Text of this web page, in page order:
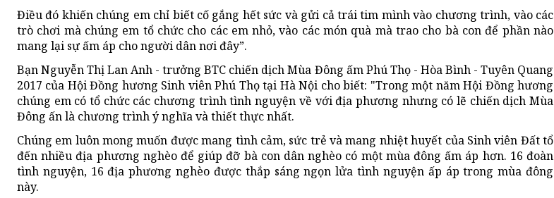
Điều đó khiến chúng em chỉ biết cố gắng hết sức và gửi cả trái tim mình vào chương trình, vào các
trò chơi mà chúng em tổ chức cho các em nhỏ, vào các món quà mà trao cho bà con để phần nào
mang lại sự ấm áp cho người dân nơi đây”.
Bạn Nguyễn Thị Lan Anh - trưởng BTC chiến dịch Mùa Đông ấm Phú Thọ - Hòa Bình - Tuyên Quang
2017 của Hội Đồng hương Sinh viên Phú Thọ tại Hà Nội cho biết: "Trong một năm Hội Đồng hương
chúng em có tổ chức các chương trình tình nguyện về với địa phương nhưng có lẽ chiến dịch Mùa
Đông ấn là chương trình ý nghĩa và thiết thực nhất.
Chúng em luôn mong muốn được mang tình cảm, sức trẻ và mang nhiệt huyết của Sinh viên Đất tổ
đến nhiều địa phương nghèo để giúp đỡ bà con dân nghèo có một mùa đông ấm áp hơn. 16 đoàn
tình nguyện, 16 địa phương nghèo được thắp sáng ngọn lửa tình nguyện ấp áp trong mùa đông
này.